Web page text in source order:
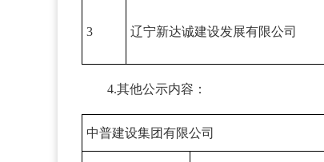
3 辽宁新达诚建设发展有限公司
4.其他公示内容：
中普建设集团有限公司